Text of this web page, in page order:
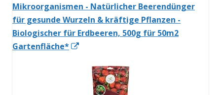
Mikroorganismen - Natürlicher Beerendünger
für gesunde Wurzeln & kräftige Pflanzen -
Biologischer für Erdbeeren, 500g für 50m2
Gartenfläche*
Fenster
öffnen